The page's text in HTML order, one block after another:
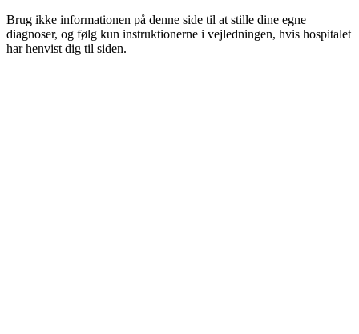
Brug ikke informationen på denne side til at stille dine egne
diagnoser, og følg kun instruktionerne i vejledningen, hvis hospitalet
har henvist dig til siden.